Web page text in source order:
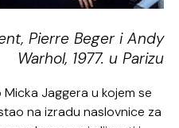
Pierre Beger i Andy
Warhol, 1977. u Parizu
Jaggera u kojem se
na izradu naslovnice za